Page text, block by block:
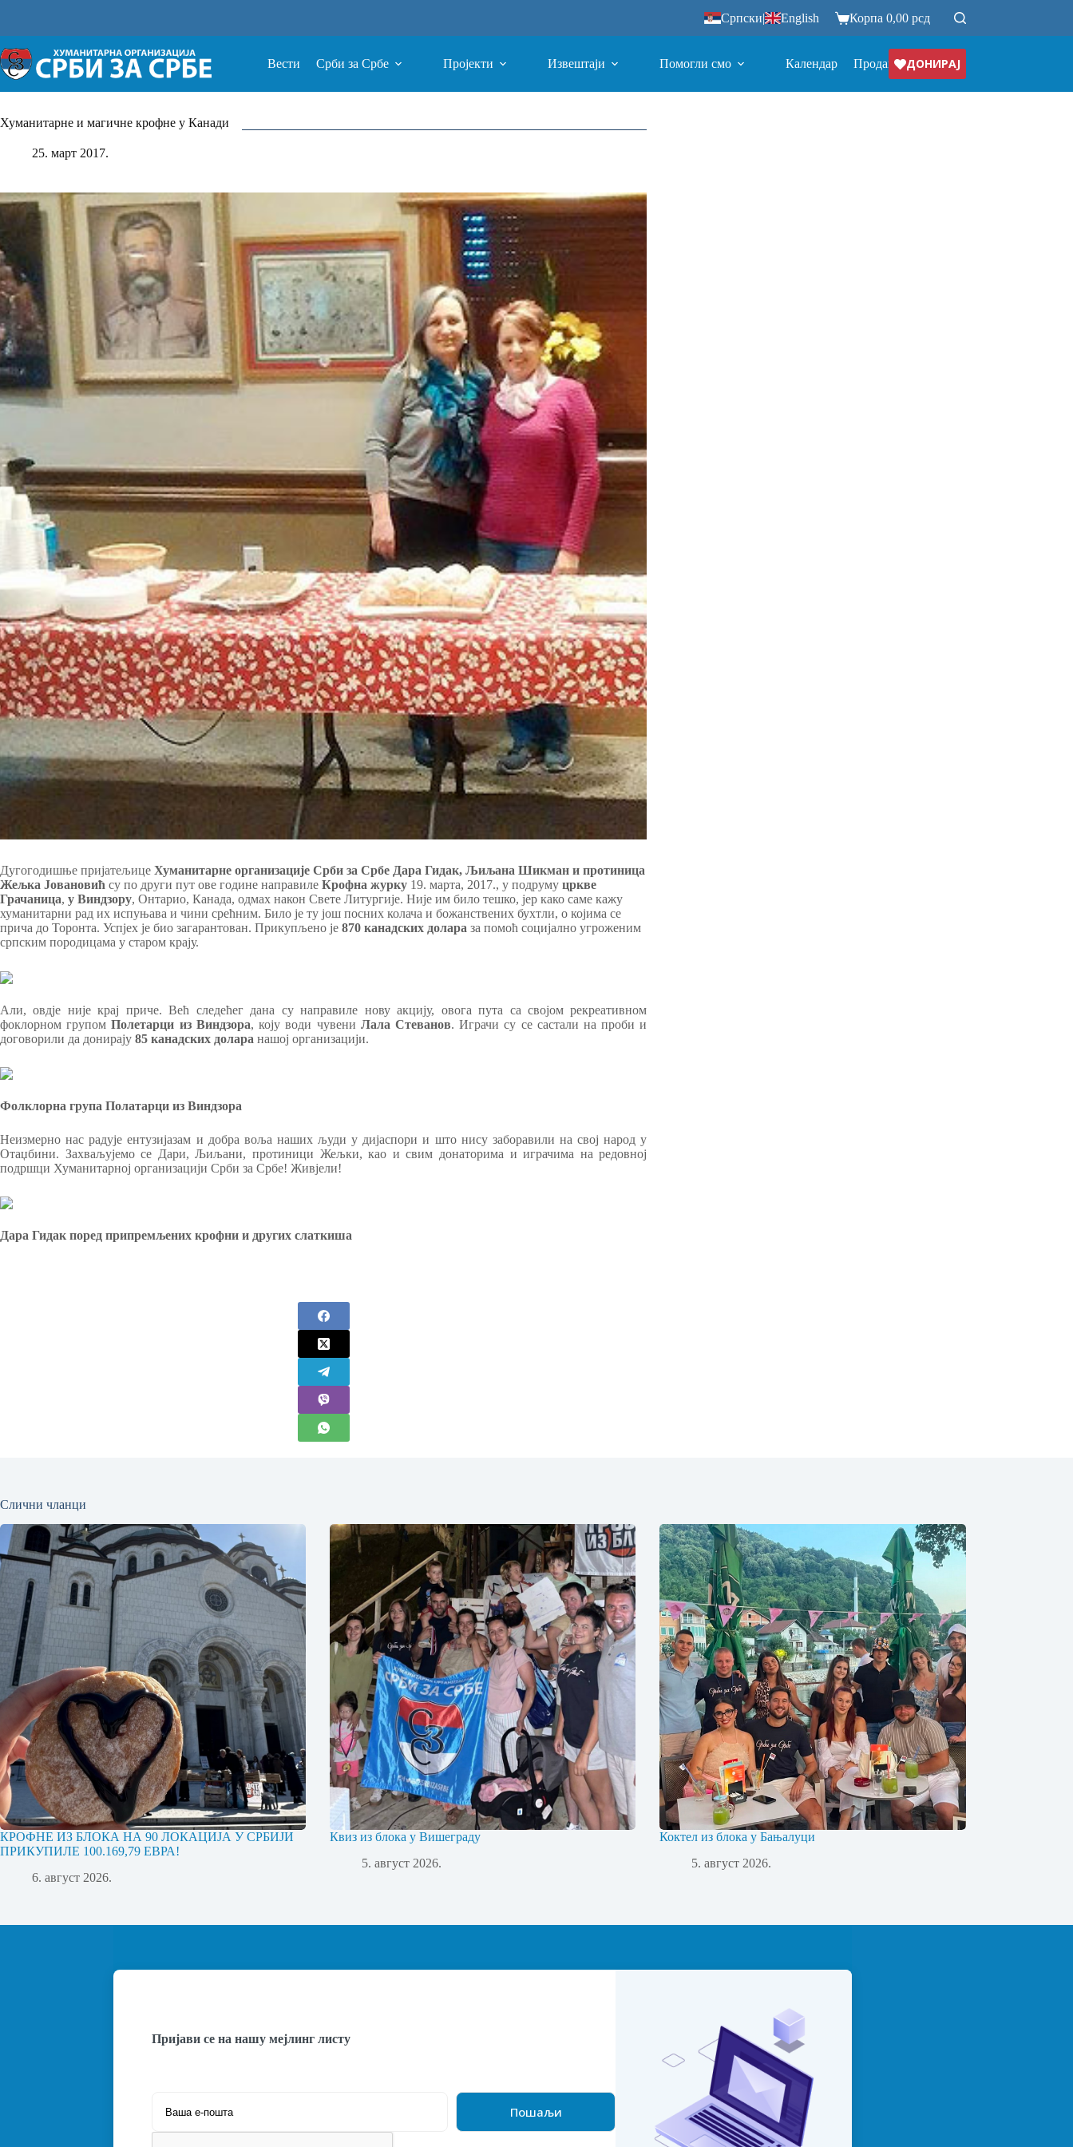
Српски| English Корпа 0,00 рсд
Вести Срби за Србе Пројекти Извештаји Помогли смо Календар ПродавницаДОНИРАЈ
Хуманитарне и магичне крофне у Канади
25. март 2017.
Дугогодишње пријатељице Хуманитарне организације Срби за Србе Дара Гидак, Љиљана Шикман и протиница
Жељка Јовановић су по други пут ове године направиле Крофна журку 19. марта, 2017., у подруму цркве
Грачаница, у Виндзору, Онтарио, Канада, одмах након Свете Литургије. Није им било тешко, јер како саме кажу
хуманитарни рад их испуњава и чини срећним. Било је ту још посних колача и божанствених бухтли, о којима се
прича до Торонта. Успјех је био загарантован. Прикупљено је 870 канадских долара за помоћ социјално угроженим
српским породицама у старом крају.
Али, овдје није крај приче. Већ следећег дана су направиле нову акцију, овога пута са својом рекреативном
фоклорном групом Полетарци из Виндзора, коју води чувени Лала Стеванов. Играчи су се састали на проби и
договорили да донирају 85 канадских долара нашој организацији.
Фолклорна група Полатарци из Виндзора
Неизмерно нас радује ентузијазам и добра воља наших људи у дијаспори и што нису заборавили на свој народ у
Отаџбини. Захваљујемо се Дари, Љиљани, протиници Жељки, као и свим донаторима и играчима на редовној
подршци Хуманитарној организацији Срби за Србе! Живјели!
Дара Гидак поред припремљених крофни и других слаткиша
Слични чланци
КРОФНЕ ИЗ БЛОКА НА 90 ЛОКАЦИЈА У СРБИЈИ
ПРИКУПИЛЕ 100.169,79 ЕВРА!
6. август 2026.
Квиз из блока у Вишеграду
5. август 2026.
Коктел из блока у Бањалуци
5. август 2026.
Пријави се на нашу мејлинг листу